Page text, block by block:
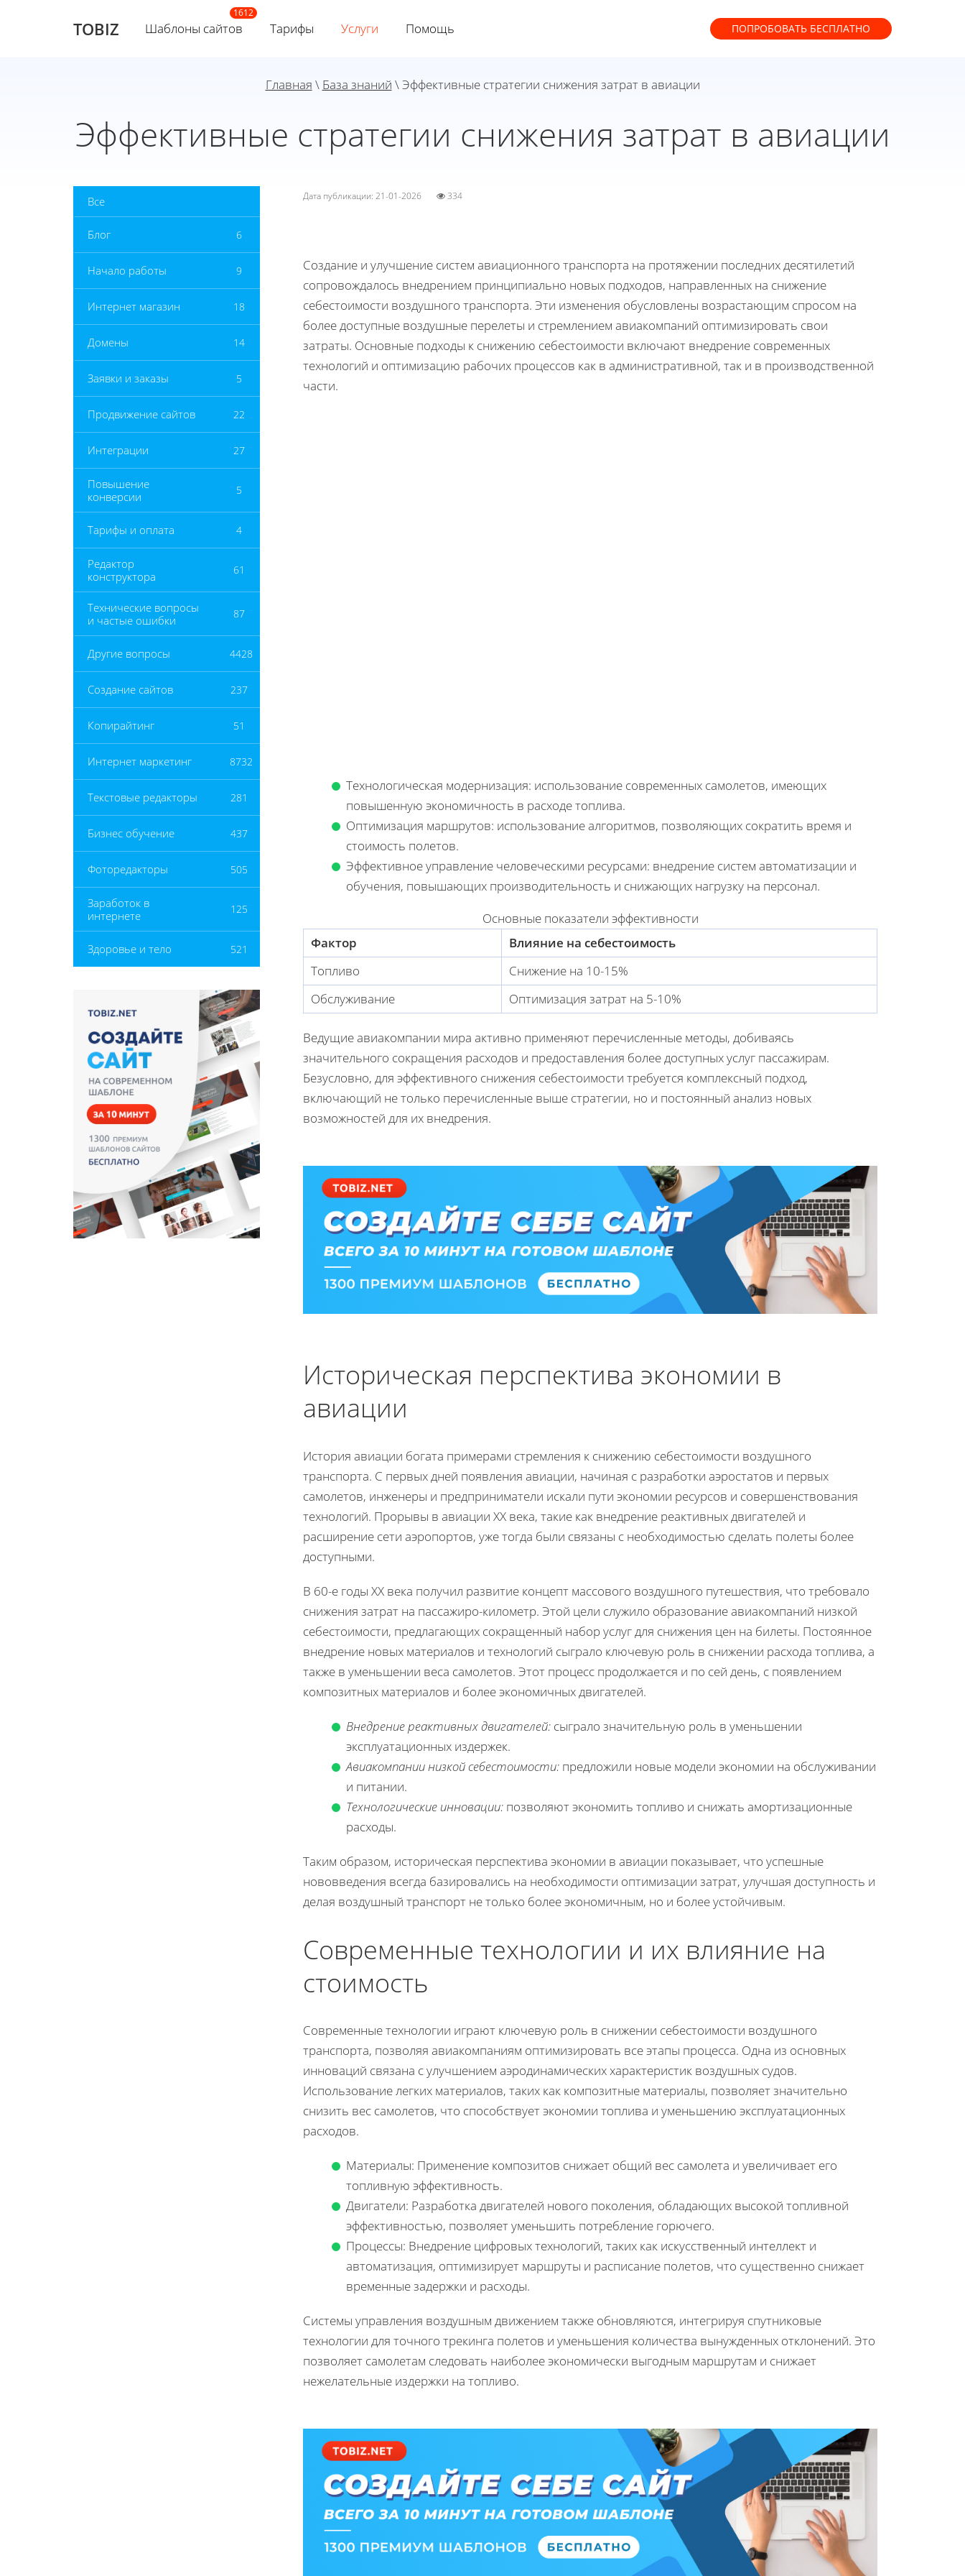
TOBIZ Шаблоны сайтов Тарифы Услуги Помощь ПОПРОБОВАТЬ БЕСПЛАТНО
Главная \ База знаний \ Эффективные стратегии снижения затрат в авиации
Эффективные стратегии снижения затрат в авиации
Все
Блог 6
Начало работы 9
Интернет магазин 18
Домены 14
Заявки и заказы 5
Продвижение сайтов 22
Интеграции 27
Повышение
конверсии
5
Тарифы и оплата 4
Редактор
конструктора
61
Технические вопросы
и частые ошибки
87
Другие вопросы 4428
Создание сайтов 237
Копирайтинг 51
Интернет маркетинг 8732
Текстовые редакторы 281
Бизнес обучение 437
Фоторедакторы 505
Заработок в
интернете
125
Здоровье и тело 521
Дата публикации: 21-01-2026 334
Создание и улучшение систем авиационного транспорта на протяжении последних десятилетий
сопровождалось внедрением принципиально новых подходов, направленных на снижение
себестоимости воздушного транспорта. Эти изменения обусловлены возрастающим спросом на
более доступные воздушные перелеты и стремлением авиакомпаний оптимизировать свои
затраты. Основные подходы к снижению себестоимости включают внедрение современных
технологий и оптимизацию рабочих процессов как в административной, так и в производственной
части.
Технологическая модернизация: использование современных самолетов, имеющих
повышенную экономичность в расходе топлива.
Оптимизация маршрутов: использование алгоритмов, позволяющих сократить время и
стоимость полетов.
Эффективное управление человеческими ресурсами: внедрение систем автоматизации и
обучения, повышающих производительность и снижающих нагрузку на персонал.
Основные показатели эффективности
Фактор
Влияние на себестоимость
Топливо
Снижение на 10-15%
Обслуживание
Оптимизация затрат на 5-10%
Ведущие авиакомпании мира активно применяют перечисленные методы, добиваясь
значительного сокращения расходов и предоставления более доступных услуг пассажирам.
Безусловно, для эффективного снижения себестоимости требуется комплексный подход,
включающий не только перечисленные выше стратегии, но и постоянный анализ новых
возможностей для их внедрения.
Историческая перспектива экономии в
авиации
История авиации богата примерами стремления к снижению себестоимости воздушного
транспорта. С первых дней появления авиации, начиная с разработки аэростатов и первых
самолетов, инженеры и предприниматели искали пути экономии ресурсов и совершенствования
технологий. Прорывы в авиации ХХ века, такие как внедрение реактивных двигателей и
расширение сети аэропортов, уже тогда были связаны с необходимостью сделать полеты более
доступными.
В 60-е годы ХХ века получил развитие концепт массового воздушного путешествия, что требовало
снижения затрат на пассажиро-километр. Этой цели служило образование авиакомпаний низкой
себестоимости, предлагающих сокращенный набор услуг для снижения цен на билеты. Постоянное
внедрение новых материалов и технологий сыграло ключевую роль в снижении расхода топлива, а
также в уменьшении веса самолетов. Этот процесс продолжается и по сей день, с появлением
композитных материалов и более экономичных двигателей.
Внедрение реактивных двигателей: сыграло значительную роль в уменьшении
эксплуатационных издержек.
Авиакомпании низкой себестоимости: предложили новые модели экономии на обслуживании
и питании.
Технологические инновации: позволяют экономить топливо и снижать амортизационные
расходы.
Таким образом, историческая перспектива экономии в авиации показывает, что успешные
нововведения всегда базировались на необходимости оптимизации затрат, улучшая доступность и
делая воздушный транспорт не только более экономичным, но и более устойчивым.
Современные технологии и их влияние на
стоимость
Современные технологии играют ключевую роль в снижении себестоимости воздушного
транспорта, позволяя авиакомпаниям оптимизировать все этапы процесса. Одна из основных
инноваций связана с улучшением аэродинамических характеристик воздушных судов.
Использование легких материалов, таких как композитные материалы, позволяет значительно
снизить вес самолетов, что способствует экономии топлива и уменьшению эксплуатационных
расходов.
Материалы: Применение композитов снижает общий вес самолета и увеличивает его
топливную эффективность.
Двигатели: Разработка двигателей нового поколения, обладающих высокой топливной
эффективностью, позволяет уменьшить потребление горючего.
Процессы: Внедрение цифровых технологий, таких как искусственный интеллект и
автоматизация, оптимизирует маршруты и расписание полетов, что существенно снижает
временные задержки и расходы.
Системы управления воздушным движением также обновляются, интегрируя спутниковые
технологии для точного трекинга полетов и уменьшения количества вынужденных отклонений. Это
позволяет самолетам следовать наиболее экономически выгодным маршрутам и снижает
нежелательные издержки на топливо.